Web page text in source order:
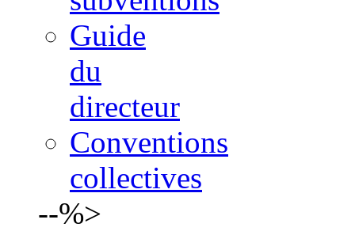
Guide
du
directeur
Conventions
collectives
--%>